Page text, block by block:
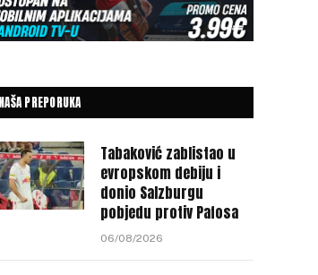
NAŠA PREPORUKA
Tabaković zablistao u
evropskom debiju i
donio Salzburgu
pobjedu protiv Pafosa
06/08/2026